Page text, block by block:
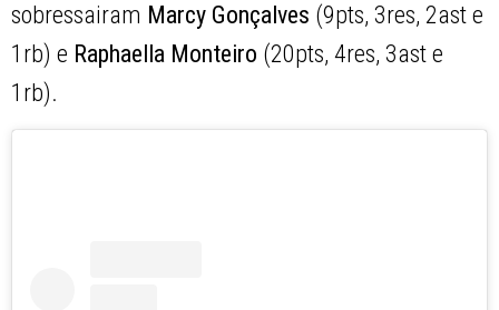
sobressairam Marcy Gonçalves (9pts, 3res, 2ast e
1rb) e Raphaella Monteiro (20pts, 4res, 3ast e
1rb).